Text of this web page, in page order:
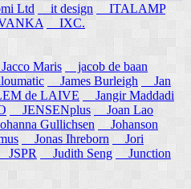
Ltd it design
ITALAMP
IXC.
Maris
jacob de baan
James Burleigh
Jan
de LAIVE
Jangir Maddadi
JENSENplus
Joan Lao
Gullichsen
Johanson
Jonas Ihreborn
Jori
JSPR Judith Seng
Junction